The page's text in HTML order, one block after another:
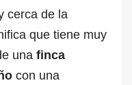
cerca de la
que tiene muy
una finca
con una